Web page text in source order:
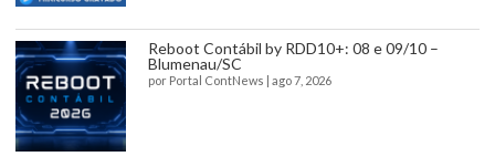
Reboot Contábil by RDD10+: 08 e 09/10 –
Blumenau/SC
por Portal ContNews ago 7, 2026